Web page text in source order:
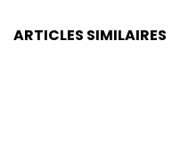
ARTICLES SIMILAIRES